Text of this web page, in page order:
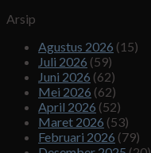
Arsip
Agustus 2026 (15)
Juli 2026 (59)
Juni 2026 (62)
Mei 2026 (62)
April 2026 (52)
Maret 2026 (53)
Februari 2026 (79)